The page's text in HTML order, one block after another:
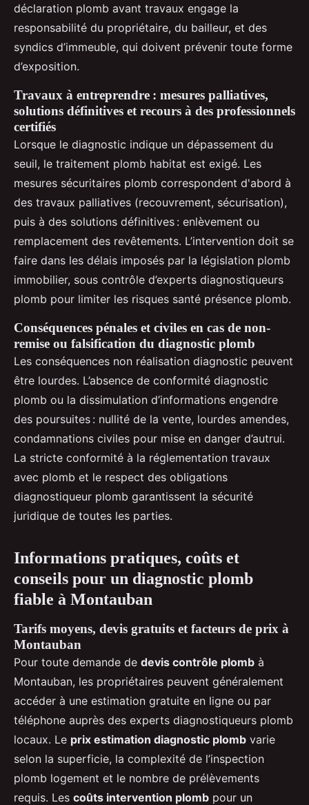
déclaration plomb avant travaux engage la
responsabilité du propriétaire, du bailleur, et des
syndics d’immeuble, qui doivent prévenir toute forme
d’exposition.
Travaux à entreprendre : mesures palliatives,
solutions définitives et recours à des professionnels
certifiés
Lorsque le diagnostic indique un dépassement du
seuil, le traitement plomb habitat est exigé. Les
mesures sécuritaires plomb correspondent d'abord à
des travaux palliatives (recouvrement, sécurisation),
puis à des solutions définitives : enlèvement ou
remplacement des revêtements. L’intervention doit se
faire dans les délais imposés par la législation plomb
immobilier, sous contrôle d’experts diagnostiqueurs
plomb pour limiter les risques santé présence plomb.
Conséquences pénales et civiles en cas de non-
remise ou falsification du diagnostic plomb
Les conséquences non réalisation diagnostic peuvent
être lourdes. L’absence de conformité diagnostic
plomb ou la dissimulation d’informations engendre
des poursuites : nullité de la vente, lourdes amendes,
condamnations civiles pour mise en danger d’autrui.
La stricte conformité à la réglementation travaux
avec plomb et le respect des obligations
diagnostiqueur plomb garantissent la sécurité
juridique de toutes les parties.
Informations pratiques, coûts et
conseils pour un diagnostic plomb
fiable à Montauban
Tarifs moyens, devis gratuits et facteurs de prix à
Montauban
Pour toute demande de devis contrôle plomb à
Montauban, les propriétaires peuvent généralement
accéder à une estimation gratuite en ligne ou par
téléphone auprès des experts diagnostiqueurs plomb
locaux. Le prix estimation diagnostic plomb varie
selon la superficie, la complexité de l’inspection
plomb logement et le nombre de prélèvements
requis. Les coûts intervention plomb pour un